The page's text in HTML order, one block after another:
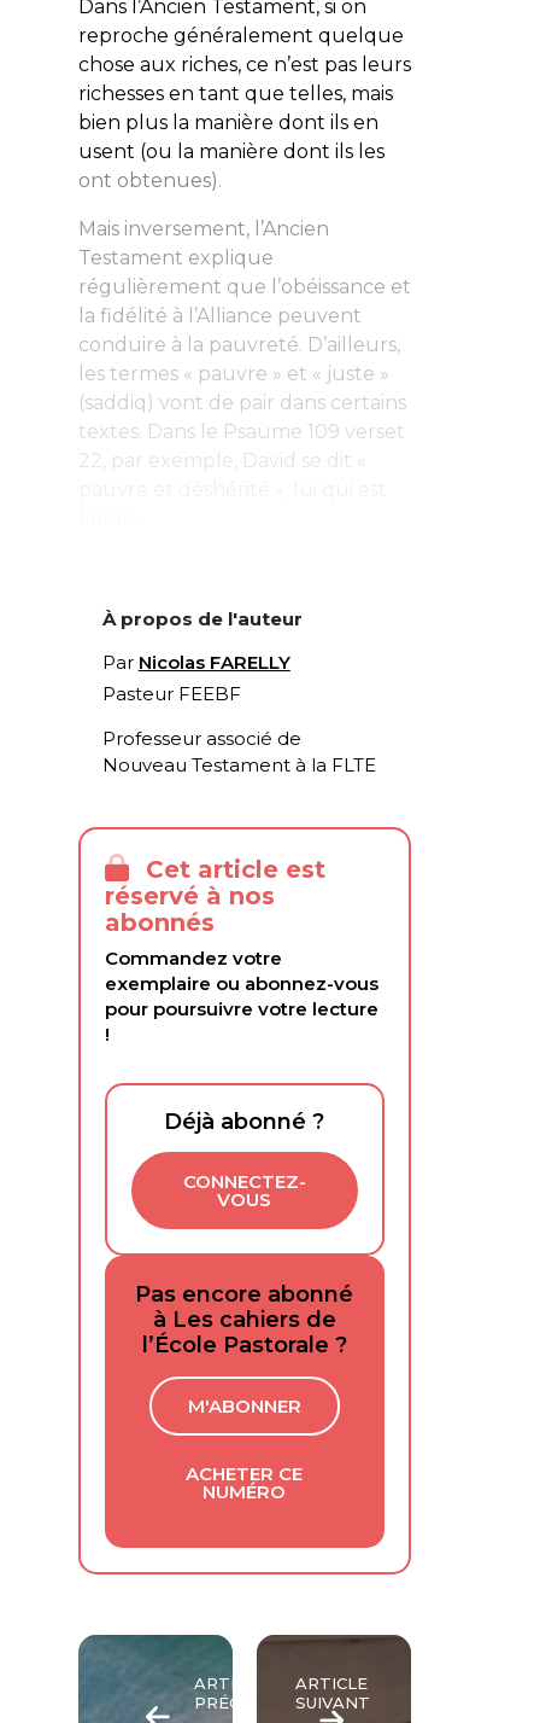
Dans l’Ancien Testament, si on
reproche généralement quelque
chose aux riches, ce n’est pas leurs
richesses en tant que telles, mais
bien plus la manière dont ils en
usent (ou la manière dont ils les
ont obtenues).
Mais inversement, l’Ancien
Testament explique
régulièrement que l’obéissance et
la fidélité à l’Alliance peuvent
conduire à la pauvreté. D’ailleurs,
les termes « pauvre » et « juste »
(saddiq) vont de pair dans certains
textes. Dans le Psaume 109 verset
22, par exemple, David se dit «
À propos de l'auteur
Par Nicolas FARELLY
Pasteur FEEBF
Professeur associé de
Nouveau Testament à la FLTE
Cet article est
réservé à nos
abonnés
Commandez votre
exemplaire ou abonnez-vous
pour poursuivre votre lecture
!
Déjà abonné ?
CONNECTEZ-
VOUS
Pas encore abonné
à Les cahiers de
l’École Pastorale ?
M'ABONNER
ACHETER CE
NUMÉRO
ARTICLE
PRÉCÉDENT
ARTICLE
SUIVANT